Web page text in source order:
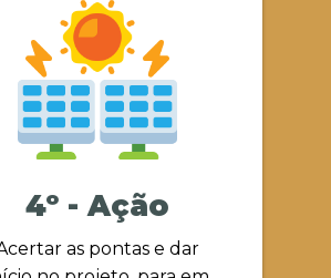
4º - Ação
as pontas e dar